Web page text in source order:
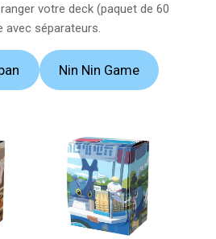
votre deck (paquet de 60
avec séparateurs.
Nin Nin Game